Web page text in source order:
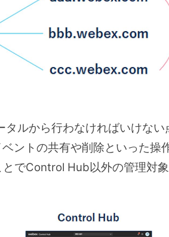
タルから行わなければいけな
ントの共有や削除といった操
でControl Hub以外の管理対